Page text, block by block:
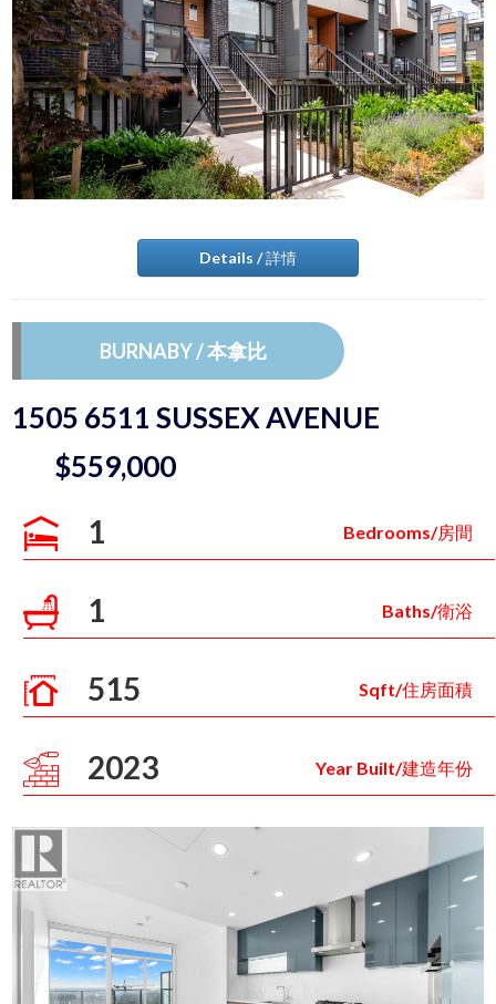
Details / 詳情
BURNABY / 本拿比
1505 6511 SUSSEX AVENUE
$559,000
1 Bedrooms/房間
1 Baths/衛浴
515 Sqft/住房面積
2023 Year Built/建造年份